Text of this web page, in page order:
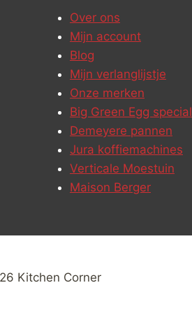
Over ons
Mijn account
Blog
Mijn verlanglijstje
Onze merken
Big Green Egg
Demeyere pannen
Jura koffiemachines
Verticale Moestuin
Maison Berger
Kitchen Corner